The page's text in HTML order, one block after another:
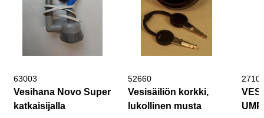
63003
Vesihana Novo Super
katkaisijalla
52660
Vesisäiliön korkki,
lukollinen musta